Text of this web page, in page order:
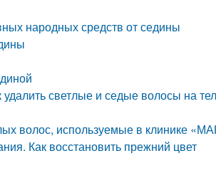
народных средств от седины
светлые и седые волосы на
волос, используемые в клинике
Как восстановить прежний цвет